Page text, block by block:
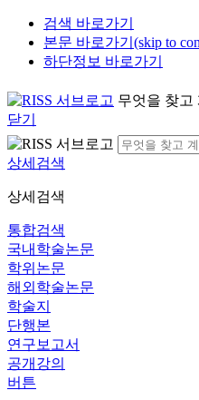
검색 바로가기
본문 바로가기(skip to
하단정보 바로가기
무엇을 찾고
닫기
상세검색
상세검색
통합검색
국내학술논문
학위논문
해외학술논문
학술지
단행본
연구보고서
공개강의
버튼